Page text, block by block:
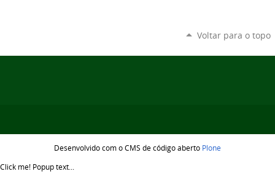
Voltar para o topo
Desenvolvido com o CMS de código aberto Plone
Click me! Popup text...